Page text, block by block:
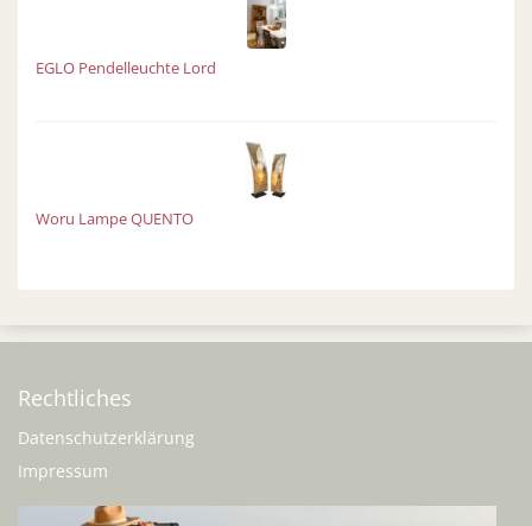
EGLO Pendelleuchte Lord
Woru Lampe QUENTO
Rechtliches
Datenschutzerklärung
Impressum